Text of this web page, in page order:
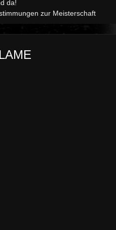
da!
zur Meisterschaft